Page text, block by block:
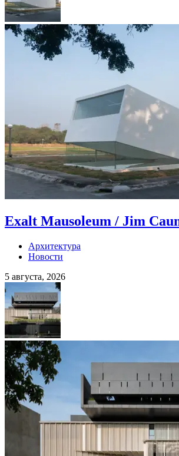
Exalt Mausoleum / Jim
Архитектура
Новости
5 августа, 2026